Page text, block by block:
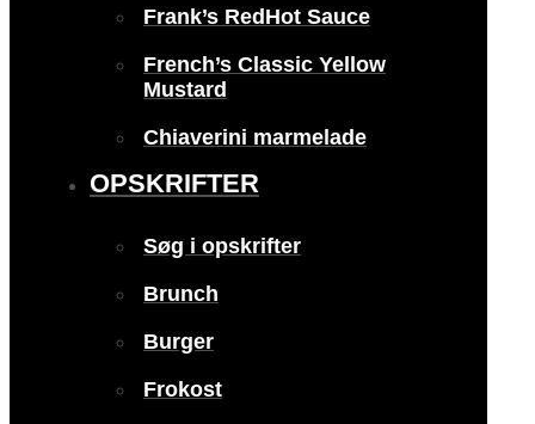
Frank’s RedHot Sauce
French’s Classic Yellow
Mustard
Chiaverini marmelade
OPSKRIFTER
Søg i opskrifter
Brunch
Burger
Frokost